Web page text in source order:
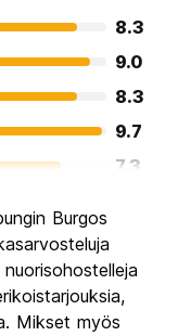
8.3
9.0
8.3
9.7
7.3
7.3
9.0
Burgos
Mikset myös